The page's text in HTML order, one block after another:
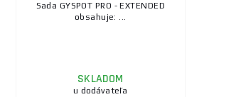
Sada GYSPOT PRO - EXTENDED
obsahuje: ...
SKLADOM
u dodávateľa